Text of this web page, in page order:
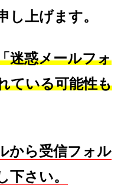
し上げます。
迷惑メールフォ
ている可能性も
から受信フォル
下さい。